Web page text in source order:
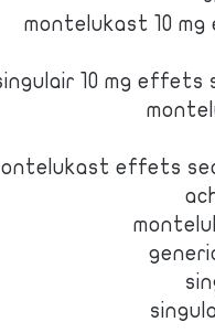
montelukast 10
10 mg
effets